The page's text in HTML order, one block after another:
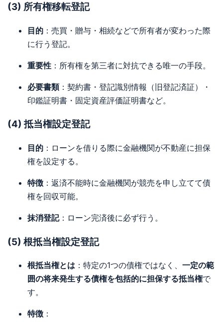
(3) 所有権移転登記
目的 ：売買・贈与・相続などで所有者が変わった際
に行う登記。
重要性 ：所有権を第三者に対抗できる唯一の手段。
必要書類：契約書・登記識別情報（旧登記済証）・
印鑑証明書・固定資産評価証明書など。
(4) 抵当権設定登記
目的 ：ローンを借りる際に金融機関が不動産に担保
権を設定する。
特徴 ：返済不能時に金融機関が競売を申し立てて債
権を回収可能。
抹消登記：ローン完済後に必ず行う。
(5) 根抵当権設定登記
根抵当権とは ：特定の1つの債権ではなく、 一定の範
囲の将来発生する債権を包括的に担保する抵当権で
す。
特徴 ：